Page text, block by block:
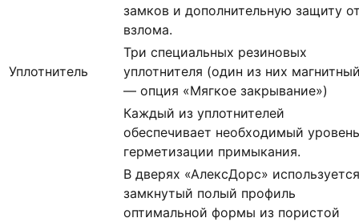
замков и дополнительную защиту
взлома.
Уплотнитель
Три специальных резиновых
уплотнителя (один из них
— опция «Мягкое закрывание»)
Каждый из уплотнителей
обеспечивает необходимый уровень
герметизации примыкания.
В дверях «АлексДорс» используется
замкнутый полый профиль
оптимальной формы из пористой